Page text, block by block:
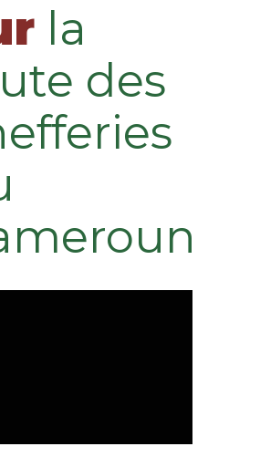
la
des